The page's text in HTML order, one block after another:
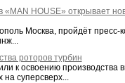
«MAN HOUSE» открывает
Москва, пройдёт
роторов турбин
к освоению производства
суперсверх...